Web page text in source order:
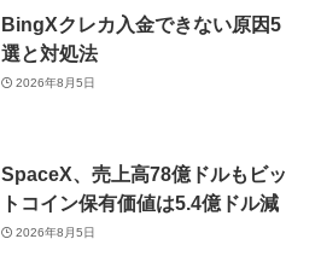
BingXクレカ入金できない原因5
選と対処法
2026年8月5日
SpaceX、売上高78億ドルもビッ
トコイン保有価値は5.4億ドル減
2026年8月5日